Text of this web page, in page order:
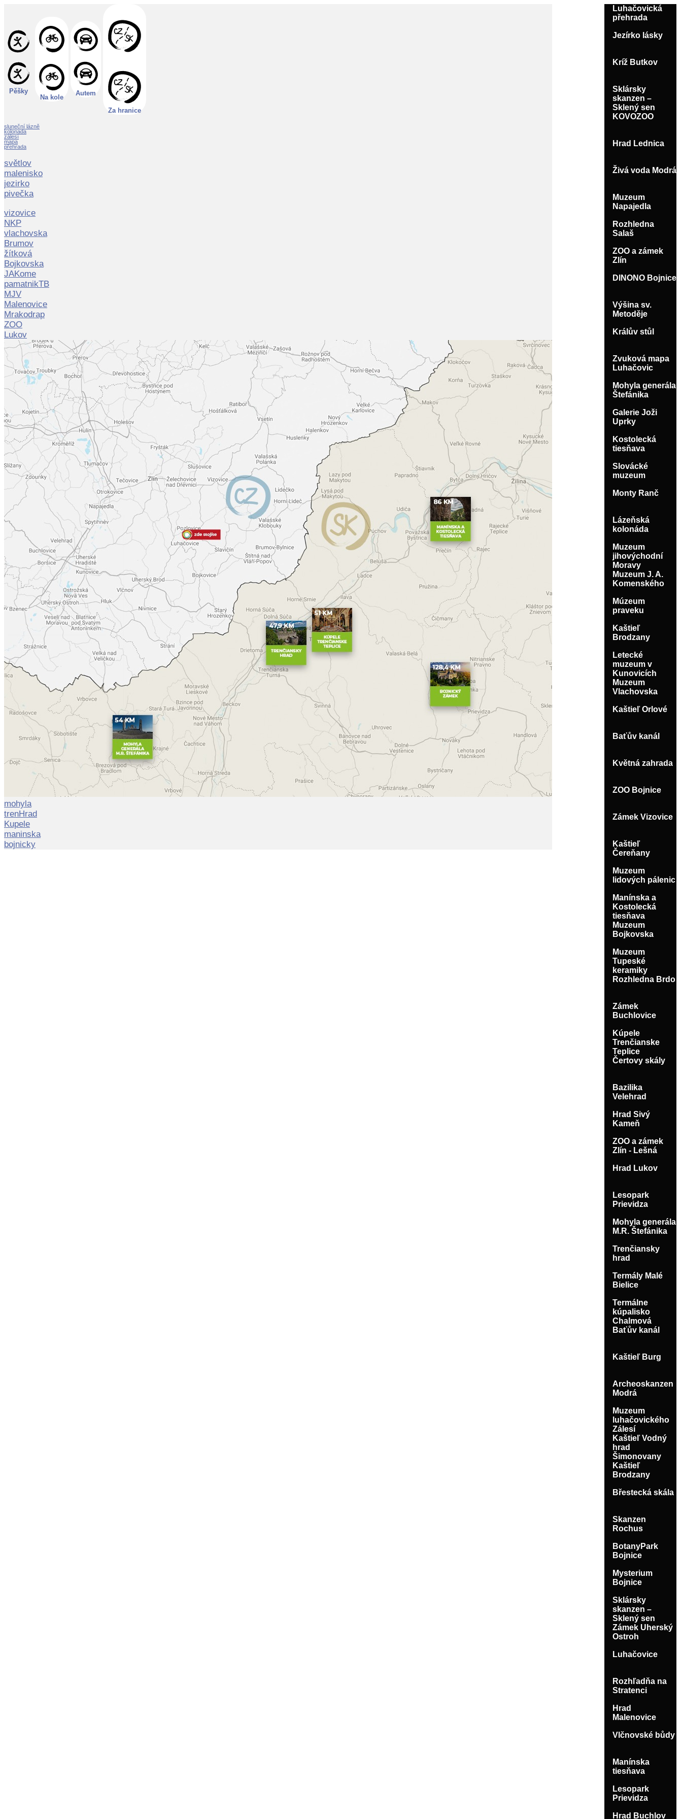
Pěšky
Na kole
Autem
Za hranice
sluneční lázně
kolonada
zálesí
mapa
přehrada
světlov
malenisko
jezirko
pivečka
vizovice
NKP
vlachovska
Brumov
žítková
Bojkovska
JAKome
pamatnikTB
MJV
Malenovice
Mrakodrap
ZOO
Lukov
mohyla
trenHrad
Kupele
maninska
bojnicky
Luhačovická
přehrada
Jezírko lásky
Kríž Butkov
Sklársky
skanzen –
Sklený sen
KOVOZOO
Hrad Lednica
Živá voda Modrá
Muzeum
Napajedla
Rozhledna
Salaš
ZOO a zámek
Zlín
DINONO Bojnice
Výšina sv.
Metoděje
Králův stůl
Zvuková mapa
Luhačovic
Mohyla generála
Štefánika
Galerie Joži
Uprky
Kostolecká
tiesňava
Slovácké
muzeum
Monty Ranč
Lázeňská
kolonáda
Muzeum
jihovýchodní
Moravy
Muzeum J. A.
Komenského
Múzeum
praveku
Kaštieľ
Brodzany
Letecké
muzeum v
Kunovicích
Muzeum
Vlachovska
Kaštieľ Orlové
Baťův kanál
Květná zahrada
ZOO Bojnice
Zámek Vizovice
Kaštieľ
Čereňany
Muzeum
lidových pálenic
Manínska a
Kostolecká
tiesňava
Muzeum
Bojkovska
Muzeum
Tupeské
keramiky
Rozhledna Brdo
Zámek
Buchlovice
Kúpele
Trenčianske
Teplice
Čertovy skály
Bazilika
Velehrad
Hrad Sivý
Kameň
ZOO a zámek
Zlín - Lešná
Hrad Lukov
Lesopark
Prievidza
Mohyla generála
M.R. Štefánika
Trenčiansky
hrad
Termály Malé
Bielice
Termálne
kúpalisko
Chalmová
Baťův kanál
Kaštieľ Burg
Archeoskanzen
Modrá
Muzeum
luhačovického
Zálesí
Kaštieľ Vodný
hrad
Šimonovany
Kaštieľ
Brodzany
Břestecká skála
Skanzen
Rochus
BotanyPark
Bojnice
Mysterium
Bojnice
Sklársky
skanzen –
Sklený sen
Zámek Uherský
Ostroh
Luhačovice
Rozhľadňa na
Stratenci
Hrad
Malenovice
Vlčnovské bůdy
Manínska
tiesňava
Lesopark
Prievidza
Hrad Buchlov